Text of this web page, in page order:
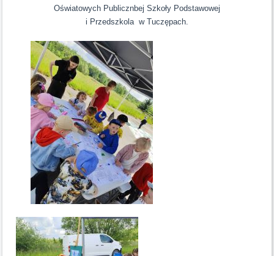
Oświatowych Publicznbej Szkoły Podstawowej
i Przedszkola w Tuczępach.